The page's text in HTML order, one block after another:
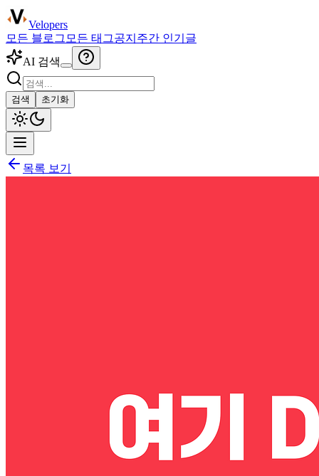
Velopers
모든 블로그 모든 태그공지 주간 인기글
AI 검색
검색 초기화
목록 보기